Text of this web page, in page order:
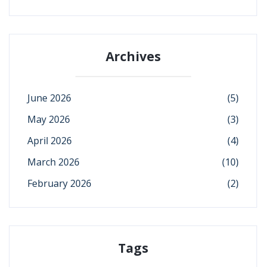
Archives
June 2026
(5)
May 2026
(3)
April 2026
(4)
March 2026
(10)
February 2026
(2)
Tags